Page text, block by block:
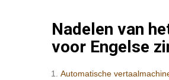
Nadelen van
voor Engelse
Automatische